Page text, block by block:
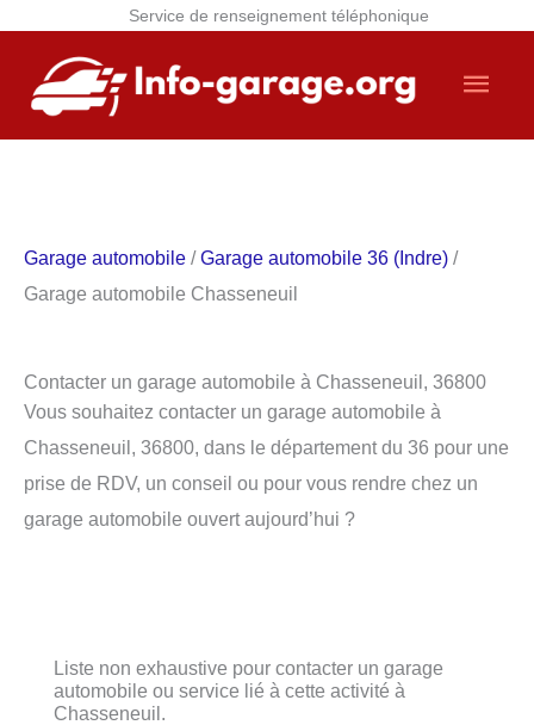
Service de renseignement téléphonique
contenu
Garage automobile /Garage automobile 36 (Indre) /
Garage automobile Chasseneuil
Contacter un garage automobile à Chasseneuil, 36800
Vous souhaitez contacter un garage automobile à
Chasseneuil, 36800, dans le département du 36 pour une
prise de RDV, un conseil ou pour vous rendre chez un
garage automobile ouvert aujourd’hui ?
Liste non exhaustive pour contacter un garage
automobile ou service lié à cette activité à
Chasseneuil.